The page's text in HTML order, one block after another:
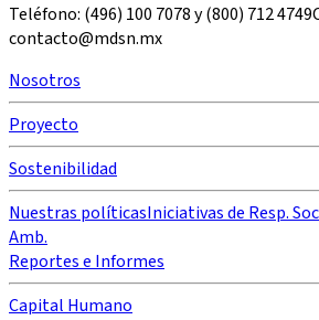
Teléfono: (496) 100 7078 y (800) 712
contacto@mdsn.mx
Nosotros
Proyecto
Sostenibilidad
Nuestras políticasIniciativas de Resp.
Amb.
Reportes e Informes
Capital Humano